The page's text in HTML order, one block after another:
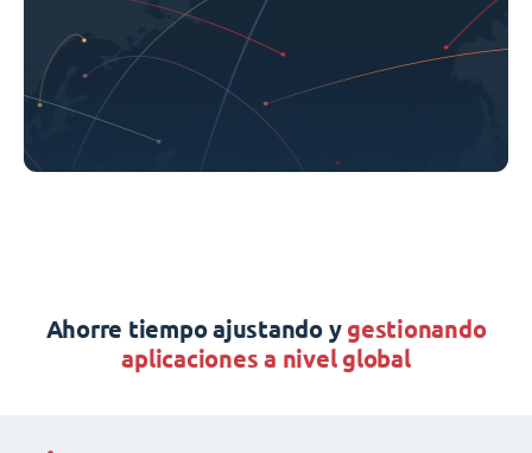
Ahorre tiempo ajustando y gestionando
aplicaciones a nivel global